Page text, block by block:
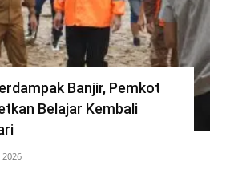
Banjir, Pemkot
Belajar Kembali